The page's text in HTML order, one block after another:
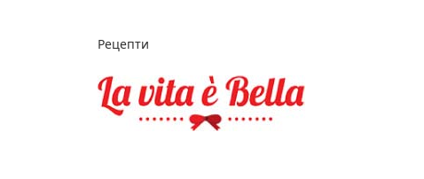
Рецепти